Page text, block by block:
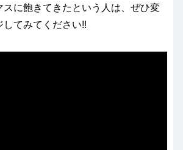
スに飽きてきたという人は、ぜひ変
てみてください!!